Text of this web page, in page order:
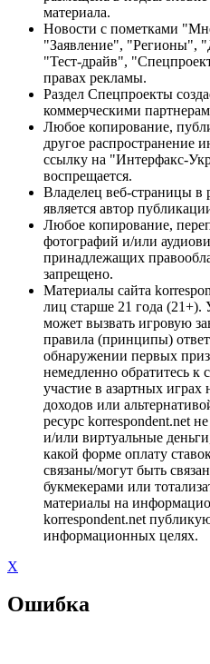
материала.
Новости с пометками
"Заявление", "Регионы",
"Тест-драйв",
правах рекламы.
Раздел Спецпроекты
коммерческими
Любое копирование,
другое распространение
ссылку на "Интерфакс-
воспрещается.
Владелец веб-страницы в
является автор
Любое копирование,
фотографий и/или
принадлежащих
запрещено.
Материалы сайта
лиц старше 21 года (21+).
может вызвать игровую
правила (принципы)
обнаружении первых
немедленно обратитесь к
участие в азартных
доходов или
ресурс korrespondent.net
и/или виртуальные
какой форме оплату
связаны/могут быть
букмекерами или
материалы на
korrespondent.net
информационных целях.
X
Ошибка